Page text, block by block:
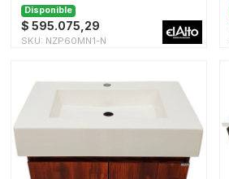
Disponible
$ 595.075,29
SKU: NZP60MN1-N